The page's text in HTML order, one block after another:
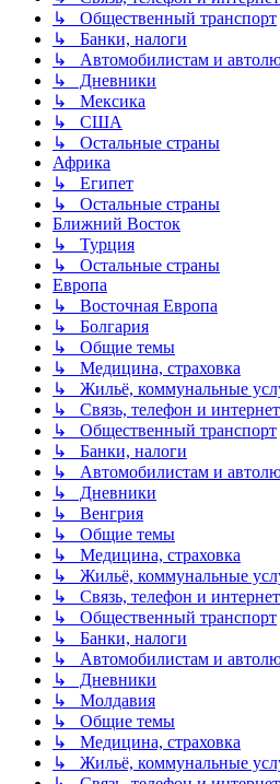
↳ Общественный транспорт
↳ Банки, налоги
↳ Автомобилистам и
↳ Дневники
↳ Мексика
↳ США
↳ Остальные страны
Африка
↳ Египет
↳ Остальные страны
Ближний Восток
↳ Турция
↳ Остальные страны
Европа
↳ Восточная Европа
↳ Болгария
↳ Общие темы
↳ Медицина, страховка
↳ Жильё, коммунальные
↳ Связь, телефон и интернет
↳ Общественный транспорт
↳ Банки, налоги
↳ Автомобилистам и
↳ Дневники
↳ Венгрия
↳ Общие темы
↳ Медицина, страховка
↳ Жильё, коммунальные
↳ Связь, телефон и интернет
↳ Общественный транспорт
↳ Банки, налоги
↳ Автомобилистам и
↳ Дневники
↳ Молдавия
↳ Общие темы
↳ Медицина, страховка
↳ Жильё, коммунальные